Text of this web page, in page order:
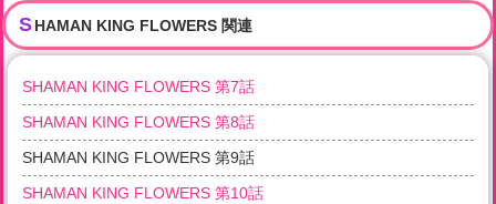
SHAMAN KING FLOWERS 関連
SHAMAN KING FLOWERS 第7話
SHAMAN KING FLOWERS 第8話
SHAMAN KING FLOWERS 第9話
SHAMAN KING FLOWERS 第10話